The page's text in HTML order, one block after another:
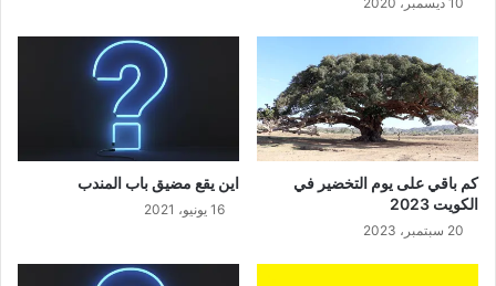
كم باقي على يوم التخضير في
الكويت 2023
20 سبتمبر، 2023
اين يقع مضيق باب المندب
16 يونيو، 2021